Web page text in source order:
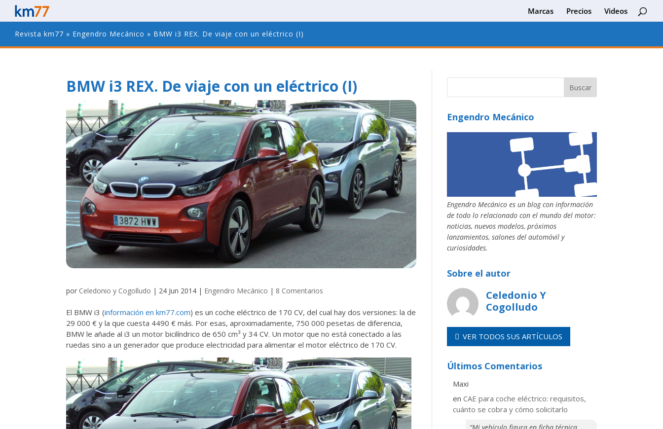
Marcas Precios Videos
Revista km77 » Engendro Mecánico » BMW i3 REX. De viaje con un eléctrico (I)
BMW i3 REX. De viaje con un eléctrico (I)
por Celedonio y Cogolludo | 24 Jun 2014 | Engendro Mecánico | 8 Comentarios
El BMW i3 (información en km77.com) es un coche eléctrico de 170 CV, del cual hay dos versiones: la de
29 000 € y la que cuesta 4490 € más. Por esas, aproximadamente, 750 000 pesetas de diferencia,
BMW le añade al i3 un motor bicilíndrico de 650 cm³ y 34 CV. Un motor que no está conectado a las
ruedas sino a un generador que produce electricidad para alimentar el motor eléctrico de 170 CV.
Engendro Mecánico
Engendro Mecánico es un blog con información
de todo lo relacionado con el mundo del motor:
noticias, nuevos modelos, próximos
lanzamientos, salones del automóvil y
curiosidades.
Sobre el autor
Celedonio Y
Cogolludo
VER TODOS SUS ARTÍCULOS
Últimos Comentarios
Maxi
enCAE para coche eléctrico: requisitos,
cuánto se cobra y cómo solicitarlo